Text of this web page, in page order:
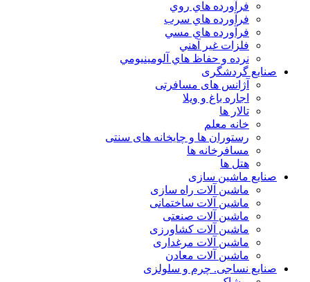
فرآورده هاي روي
فرآورده هاي سرب
فرآورده هاي مسي
فلزات غير آهني
نرده و حفاظ هاي آلومينيومي
صنایع گردشگری
آژانس های مسافرتی
اجاره باغ و ویلا
تالار ها
خانه معلم
رستوران ها و چایخانه های سنتی
مسافرخانه ها
هتل ها
صنایع ماشین سازی
ماشین آلات راه سازی
ماشین آلات ساختمانی
ماشین آلات صنعتی
ماشین آلات کشاورزی
ماشین آلات مرغداری
ماشین آلات معادن
صنایع نساجی. چرم و سلولزی